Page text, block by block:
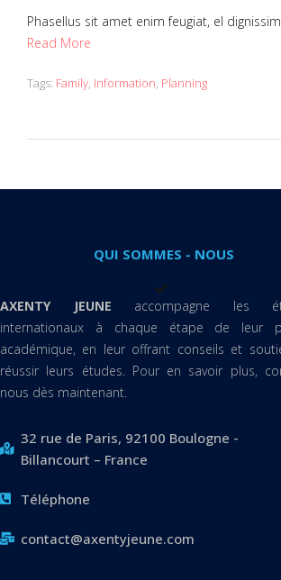
Phasellus sit amet enim feugiat, el dignissim
Read More
Tags: Family, Information, Planning
QUI SOMMES - NOUS
AXENTY JEUNE accompagne les
internationaux à chaque étape de leur
académique, en leur offrant conseils et
réussir leurs études. Pour en savoir plus,
nous dès maintenant.
32 rue de Paris, 92100 Boulogne -
Billancourt – France
Téléphone
contact@axentyjeune.com